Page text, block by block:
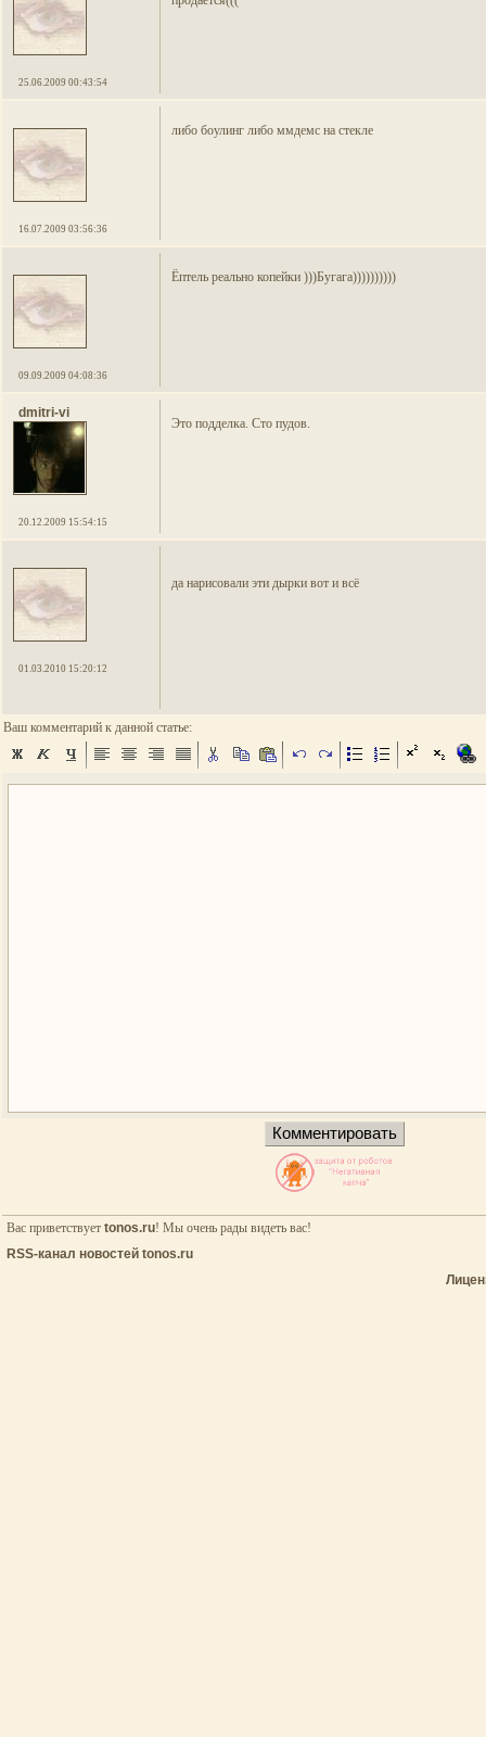
25.06.2009 00:43:54
16.07.2009 03:56:36
либо боулинг либо ммдемс на стекле
09.09.2009 04:08:36
Ёптель реально копейки )))Бугага))))))))))
dmitri-vi
20.12.2009 15:54:15
Это подделка. Сто пудов.
01.03.2010 15:20:12
да нарисовали эти дырки вот и всё
Ваш комментарий к данной статье:
Вас приветствует tonos.ru! Мы очень рады видеть вас!
RSS-канал новостей tonos.ru